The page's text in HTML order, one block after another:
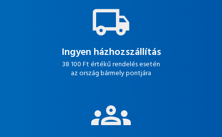
Ingyen házhozszállítás
38 100 Ft értékű rendelés esetén
az ország bármely pontjára